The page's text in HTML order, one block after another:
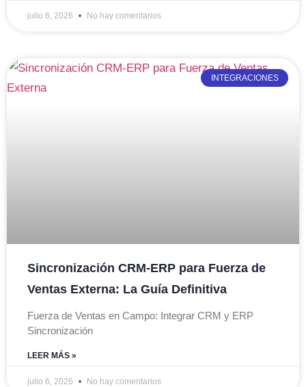
julio 6, 2026 No hay comentarios
INTEGRACIONES
Sincronización CRM-ERP para Fuerza de
Ventas Externa: La Guía Definitiva
Fuerza de Ventas en Campo: Integrar CRM y ERP
Sincronización
LEER MÁS »
julio 6, 2026 No hay comentarios